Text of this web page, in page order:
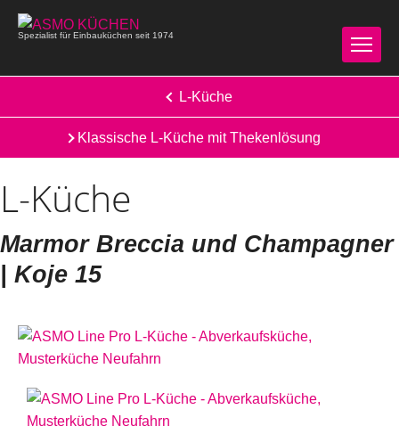
Spezialist für Einbauküchen seit 1974
L-Küche
Klassische L-Küche mit Thekenlösung
L-Küche
Marmor Breccia und Champagner
| Koje 15